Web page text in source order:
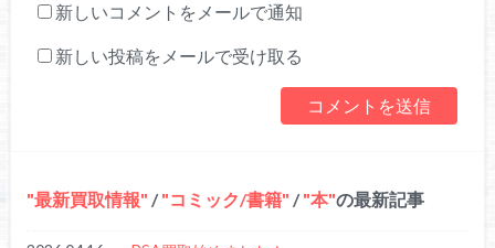
新しいコメントをメールで通知
新しい投稿をメールで受け取る
最新買取情報 / コミック/書籍 / 本 の最新記事